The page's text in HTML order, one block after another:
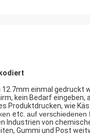
einmal gedruckt
kein Bedarf eingeben,
Produktdrucken, wie
etc. auf verschiedenen
Industrien von
Gummi und Post